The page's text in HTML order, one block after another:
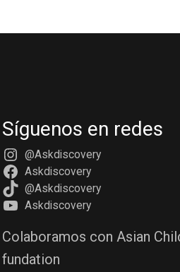
Síguenos en redes
@Askdiscovery
Askdiscovery
@Askdiscovery
Askdiscovery
Colaboramos con Asian
fundation